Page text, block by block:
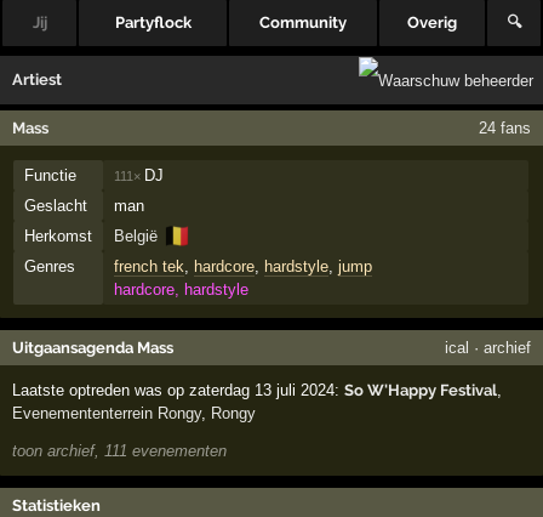
Jij Partyflock Community Overig 🔍
Artiest
Mass 24 fans
Functie 111× DJ
Geslacht
man
Herkomst
België 🇧🇪
Genres french tek hardcore, hardstyle, jump
hardcore, hardstyle
Uitgaansagenda Mass ical · archief
Laatste optreden was op zaterdag 13 juli 2024:So W'Happy Festival
Evenemententerrein Rongy, Rongy
toon archief, 111 evenementen
Statistieken